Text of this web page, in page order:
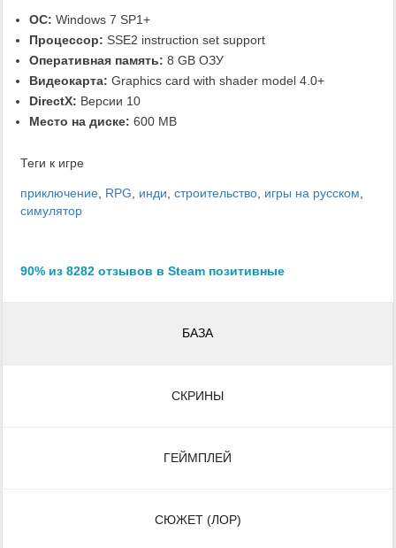
ОС: Windows 7 SP1+
Процессор: SSE2 instruction set support
Оперативная память: 8 GB ОЗУ
Видеокарта: Graphics card with shader model 4.0+
DirectX: Версии 10
Место на диске: 600 MB
Теги к игре
приключение, RPG, инди, строительство, игры на русском,
симулятор
90% из 8282 отзывов в Steam позитивные
БАЗА
СКРИНЫ
ГЕЙМПЛЕЙ
СЮЖЕТ (ЛОР)